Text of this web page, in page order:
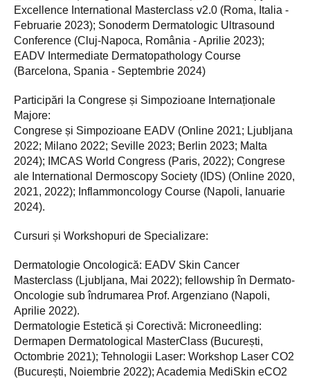
Excellence International Masterclass v2.0 (Roma, Italia -
Februarie 2023); Sonoderm Dermatologic Ultrasound
Conference (Cluj-Napoca, România - Aprilie 2023);
EADV Intermediate Dermatopathology Course
(Barcelona, Spania - Septembrie 2024)
Participări la Congrese și Simpozioane Internaționale
Majore:
Congrese și Simpozioane EADV (Online 2021; Ljubljana
2022; Milano 2022; Seville 2023; Berlin 2023; Malta
2024); IMCAS World Congress (Paris, 2022); Congrese
ale International Dermoscopy Society (IDS) (Online 2020,
2021, 2022); Inflammoncology Course (Napoli, Ianuarie
2024).
Cursuri și Workshopuri de Specializare:
Dermatologie Oncologică: EADV Skin Cancer
Masterclass (Ljubljana, Mai 2022); fellowship în Dermato-
Oncologie sub îndrumarea Prof. Argenziano (Napoli,
Aprilie 2022).
Dermatologie Estetică și Corectivă: Microneedling:
Dermapen Dermatological MasterClass (București,
Octombrie 2021); Tehnologii Laser: Workshop Laser CO2
(București, Noiembrie 2022); Academia MediSkin eCO2